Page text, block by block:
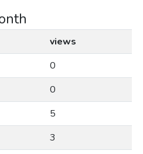
views
0
0
5
3